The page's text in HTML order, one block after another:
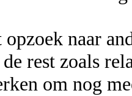
opzoek naar
rest zoals
om nog